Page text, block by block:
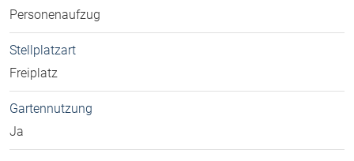
Personenaufzug
Stellplatzart
Freiplatz
Gartennutzung
Ja